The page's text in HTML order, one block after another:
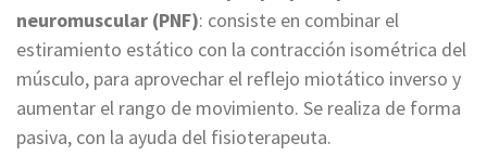
neuromuscular (PNF): consiste en combinar el
estiramiento estático con la contracción isométrica del
músculo, para aprovechar el reflejo miotático inverso y
aumentar el rango de movimiento. Se realiza de forma
pasiva, con la ayuda del fisioterapeuta.